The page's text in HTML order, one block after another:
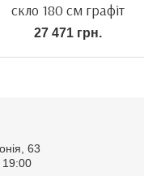
скло 180 см графіт
27 471 грн.
63